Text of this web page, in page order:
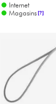
Internet
Magasins [?]